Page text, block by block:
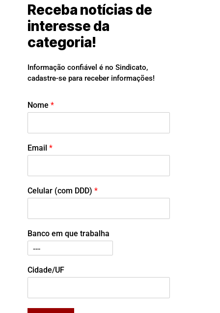
Receba notícias de
interesse da
categoria!
Informação confiável é no Sindicato,
cadastre-se para receber informações!
Nome *
Email *
Celular (com DDD) *
Banco em que trabalha
Cidade/UF